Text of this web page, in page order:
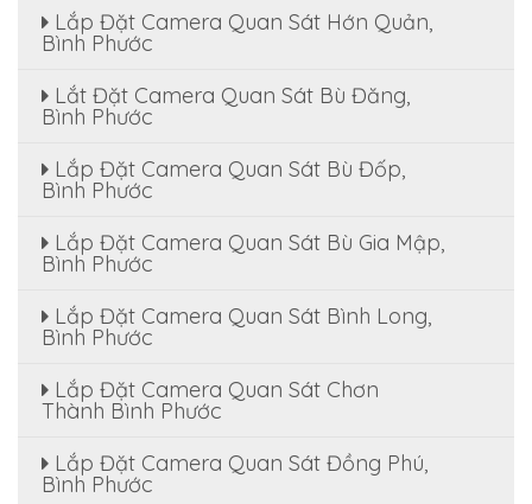
Lắp Đặt Camera Quan Sát Hớn Quản,
Bình Phước
Lắt Đặt Camera Quan Sát Bù Đăng,
Bình Phước
Lắp Đặt Camera Quan Sát Bù Đốp,
Bình Phước
Lắp Đặt Camera Quan Sát Bù Gia Mập,
Bình Phước
Lắp Đặt Camera Quan Sát Bình Long,
Bình Phước
Lắp Đặt Camera Quan Sát Chơn
Thành Bình Phước
Lắp Đặt Camera Quan Sát Đồng Phú,
Bình Phước